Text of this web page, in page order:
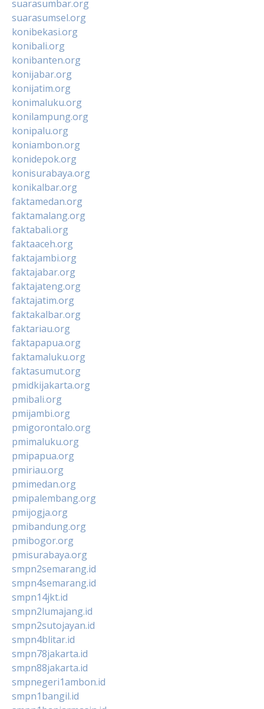
suarasumbar.org
suarasumsel.org
konibekasi.org
konibali.org
konibanten.org
konijabar.org
konijatim.org
konimaluku.org
konilampung.org
konipalu.org
koniambon.org
konidepok.org
konisurabaya.org
konikalbar.org
faktamedan.org
faktamalang.org
faktabali.org
faktaaceh.org
faktajambi.org
faktajabar.org
faktajateng.org
faktajatim.org
faktakalbar.org
faktariau.org
faktapapua.org
faktamaluku.org
faktasumut.org
pmidkijakarta.org
pmibali.org
pmijambi.org
pmigorontalo.org
pmimaluku.org
pmipapua.org
pmiriau.org
pmimedan.org
pmipalembang.org
pmijogja.org
pmibandung.org
pmibogor.org
pmisurabaya.org
smpn2semarang.id
smpn4semarang.id
smpn14jkt.id
smpn2lumajang.id
smpn2sutojayan.id
smpn4blitar.id
smpn78jakarta.id
smpn88jakarta.id
smpnegeri1ambon.id
smpn1bangil.id